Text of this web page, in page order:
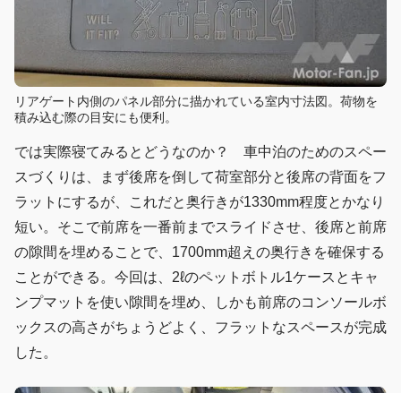
リアゲート内側のパネル部分に描かれている室内寸法図。荷物を
積み込む際の目安にも便利。
では実際寝てみるとどうなのか？ 車中泊のためのスペー
スづくりは、まず後席を倒して荷室部分と後席の背面をフ
ラットにするが、これだと奥行きが1330mm程度とかなり
短い。そこで前席を一番前までスライドさせ、後席と前席
の隙間を埋めることで、1700mm超えの奥行きを確保する
ことができる。今回は、2ℓのペットボトル1ケースとキャ
ンプマットを使い隙間を埋め、しかも前席のコンソールボ
ックスの高さがちょうどよく、フラットなスペースが完成
した。